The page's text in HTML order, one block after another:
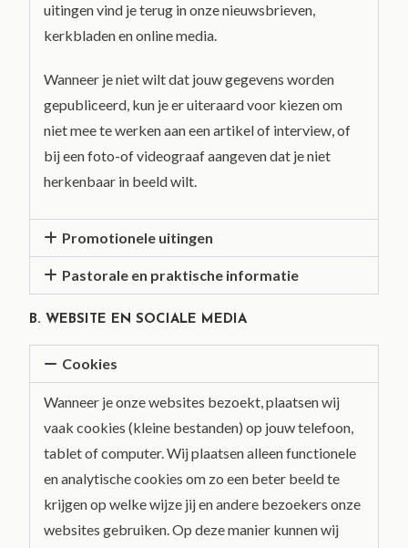
uitingen vind je terug in onze nieuwsbrieven,
kerkbladen en online media.
Wanneer je niet wilt dat jouw gegevens worden
gepubliceerd, kun je er uiteraard voor kiezen om
niet mee te werken aan een artikel of interview, of
bij een foto-of videograaf aangeven dat je niet
herkenbaar in beeld wilt.
Promotionele uitingen
Pastorale en praktische informatie
B. WEBSITE EN SOCIALE MEDIA
Cookies
Wanneer je onze websites bezoekt, plaatsen wij
vaak cookies (kleine bestanden) op jouw telefoon,
tablet of computer. Wij plaatsen alleen functionele
en analytische cookies om zo een beter beeld te
krijgen op welke wijze jij en andere bezoekers onze
websites gebruiken. Op deze manier kunnen wij